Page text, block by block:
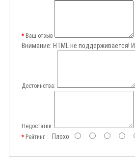
Ваш отзыв
Внимание: HTML не поддерживается!
Достоинства:
Недостатки:
РейтингПлохо